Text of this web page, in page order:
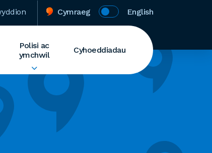
Cymraeg English
Polisi ac
ymchwil
Cyhoeddiadau